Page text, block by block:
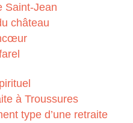
Saint-Jean
château
à Troussures
type d’une retraite